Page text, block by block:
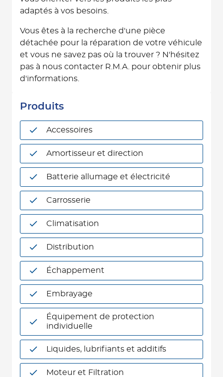
adaptés à vos besoins.
Vous êtes à la recherche d'une pièce
détachée pour la réparation de votre véhicule
et vous ne savez pas où la trouver ? N'hésitez
pas à nous contacter R.M.A. pour obtenir plus
d'informations.
Produits
Accessoires
Amortisseur et direction
Batterie allumage et électricité
Carrosserie
Climatisation
Distribution
Échappement
Embrayage
Équipement de protection
individuelle
Liquides, lubrifiants et additifs
Moteur et Filtration